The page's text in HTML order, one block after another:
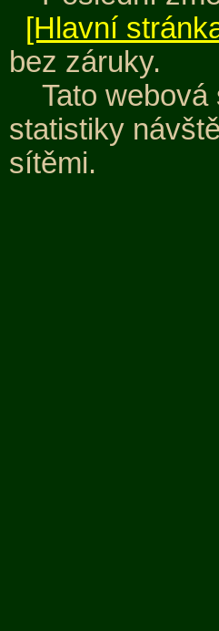
[Hlavní
bez záruky.
Tato webová
statistiky
sítěmi.